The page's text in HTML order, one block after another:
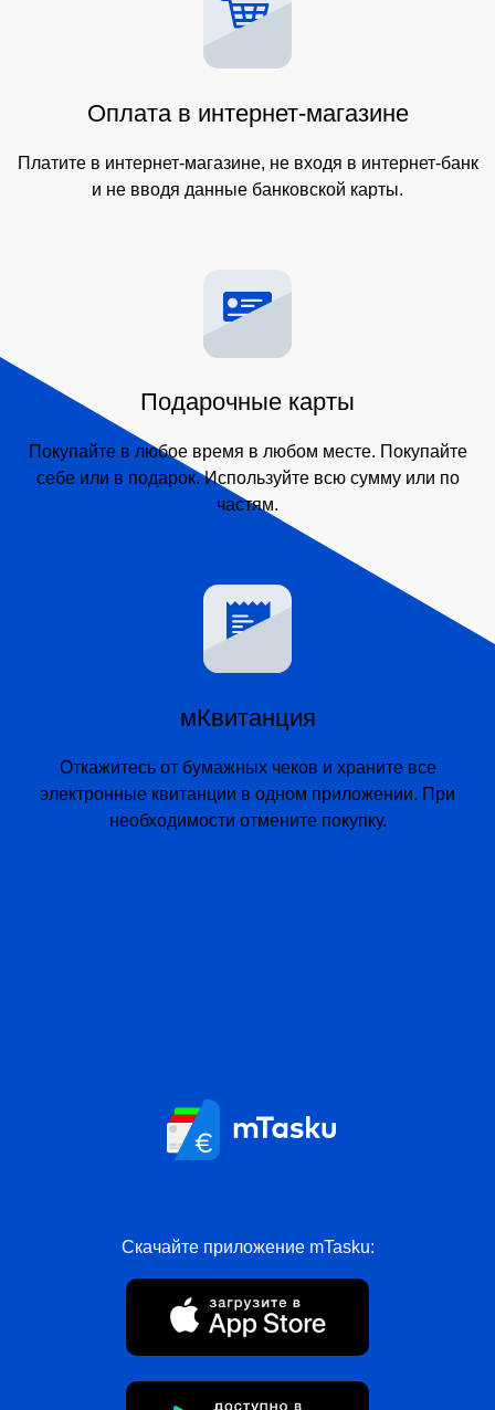
Оплата в интернет-магазине
Платите в интернет-магазине, не входя в интернет-банк
и не вводя данные банковской карты.
Подарочные карты
Покупайте в любое время в любом месте. Покупайте
себе или в подарок. Используйте всю сумму или по
частям.
мКвитанция
Откажитесь от бумажных чеков и храните все
электронные квитанции в одном приложении. При
необходимости отмените покупку.
Скачайте приложение mTasku: